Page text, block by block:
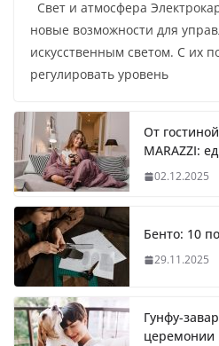
Свет и атмосфера
новые возможности для
искусственным светом. С их
регулировать уровень
От
MARAZZI:
02.12.2025
Бенто: 10
29.11.2025
Гунфу-
церемонии